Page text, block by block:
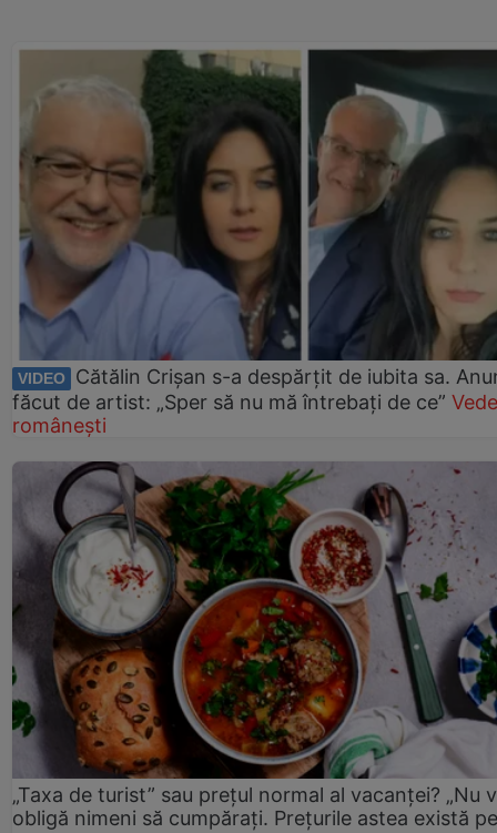
VIDEO
Cătălin Crișan s-a despărțit de iubita sa.
făcut de artist: „Sper să nu mă întrebați de ce”
românești
„Taxa de turist” sau prețul normal al vacanței? „Nu
obligă nimeni să cumpărați. Prețurile astea există